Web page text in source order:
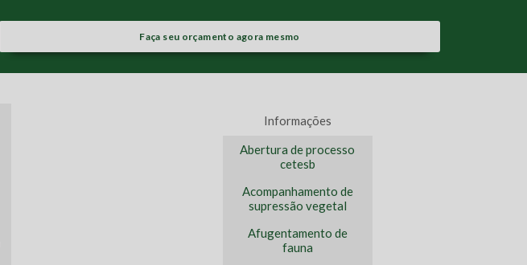
Faça seu orçamento agora mesmo
Informações
Abertura de processo
cetesb
Acompanhamento de
supressão vegetal
Afugentamento de
fauna